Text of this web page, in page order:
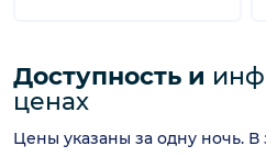
Доступность и
ценах
Цены указаны за одну ночь. В